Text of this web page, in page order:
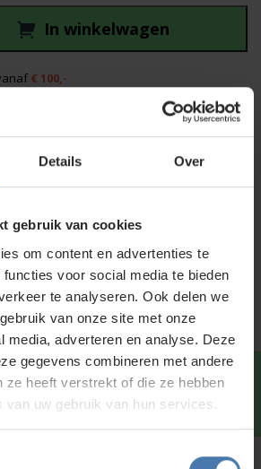
Details Over
gebruik van cookies
om content en advertenties te
voor social media te bieden
te analyseren. Ook delen we
van onze site met onze
media, adverteren en analyse. Deze
gegevens combineren met andere
ze heeft verstrekt of die ze hebben
uw gebruik van hun services.
In winkelwagen
€ 100,-
We beantwoorden je vragen
viaWhatsapp.